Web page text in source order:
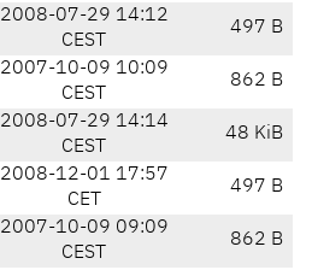
2008-07-29 14:12
CEST
497 B
2007-10-09 10:09
CEST
862 B
2008-07-29 14:14
CEST
48 KiB
2008-12-01 17:57
CET
497 B
2007-10-09 09:09
CEST
862 B